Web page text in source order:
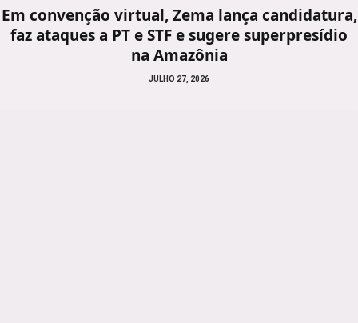
Em convenção virtual, Zema lança candidatura,
faz ataques a PT e STF e sugere superpresídio
na Amazônia
JULHO 27, 2026